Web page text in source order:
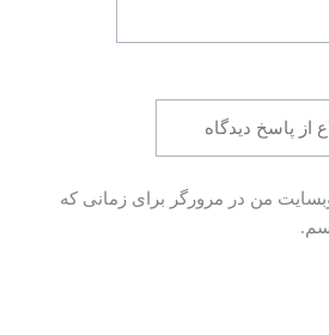
من در مرورگر برای زمانی که